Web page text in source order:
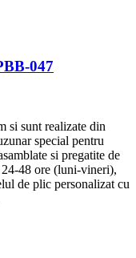
047
si sunt realizate din
special pentru
si pregatite de
48 ore (luni-vineri),
de plic personalizat cu